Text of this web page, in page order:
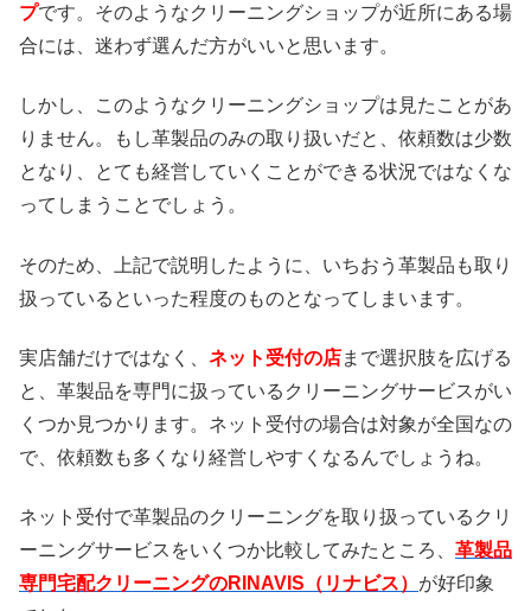
プです。そのようなクリーニングショップが近所にある場
合には、迷わず選んだ方がいいと思います。
しかし、このようなクリーニングショップは見たことがあ
りません。もし革製品のみの取り扱いだと、依頼数は少数
となり、とても経営していくことができる状況ではなくな
ってしまうことでしょう。
そのため、上記で説明したように、いちおう革製品も取り
扱っているといった程度のものとなってしまいます。
実店舗だけではなく、 ネット受付の店まで選択肢を広げる
と、革製品を専門に扱っているクリーニングサービスがい
くつか見つかります。ネット受付の場合は対象が全国なの
で、依頼数も多くなり経営しやすくなるんでしょうね。
ネット受付で革製品のクリーニングを取り扱っているクリ
ーニングサービスをいくつか比較してみたところ、 革製品
専門宅配クリーニングのRINAVIS（リナビス） が好印象